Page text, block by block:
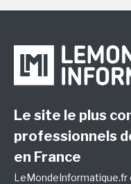
Le site le plus
professionnels
en France
LeMondeInformatique.fr